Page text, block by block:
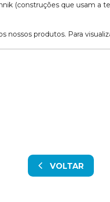
(construções que usam a
nossos produtos. Para
VOLTAR